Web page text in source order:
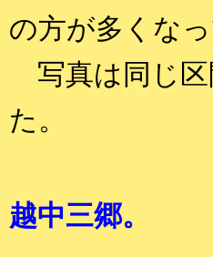
の方が多くな
写真は同じ区
た。
越中三郷。